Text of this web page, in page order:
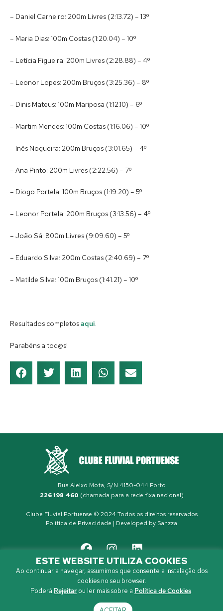
– Daniel Carneiro: 200m Livres (2:13.72) – 13º
– Maria Dias: 100m Costas (1:20.04) – 10º
– Letícia Figueira: 200m Livres (2:28.88) – 4º
– Leonor Lopes: 200m Bruços (3:25.36) – 8º
– Dinis Mateus: 100m Mariposa (1:12.10) – 6º
– Martim Mendes: 100m Costas (1:16.06) – 10º
– Inês Nogueira: 200m Bruços (3:01.65) – 4º
– Ana Pinto: 200m Livres (2:22.56) – 7º
– Diogo Portela: 100m Bruços (1:19.20) – 5º
– Leonor Portela: 200m Bruços (3:13.56) – 4º
– João Sá: 800m Livres (9:09.60) – 5º
– Eduardo Silva: 200m Costas (2:40.69) – 7º
– Matilde Silva: 100m Bruços (1:41.21) – 10º
Resultados completosaqui.
Parabéns a tod@s!
Rua Aleixo Mota, S/N 4150-044 Porto
226 198 460 (chamada para a rede fixa nacional)
Clube Fluvial Portuense © 2024 Todos os direitos reservados
Política de Privacidade | Developed by Sanzza
ESTE WEBSITE UTILIZA COOKIES
Ao continuar a navegar, assumimos que consente a instalação dos
cookies no seu browser.
Poderá Rejeitar ou ler mais sobre a Política de Cookies.